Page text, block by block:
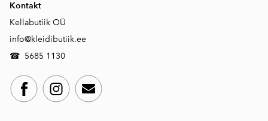
Kontakt
Kellabutiik OÜ
info@kleidibutiik.ee
☎ 5685 1130